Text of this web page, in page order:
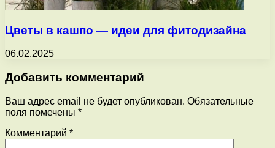
Цветы в кашпо — идеи для фитодизайна
06.02.2025
Добавить комментарий
Ваш адрес email не будет опубликован. Обязательные
поля помечены *
Комментарий *